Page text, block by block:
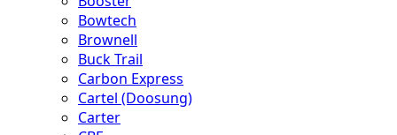
Bowtech
Brownell
Buck Trail
Carbon Express
Cartel (Doosung)
Carter